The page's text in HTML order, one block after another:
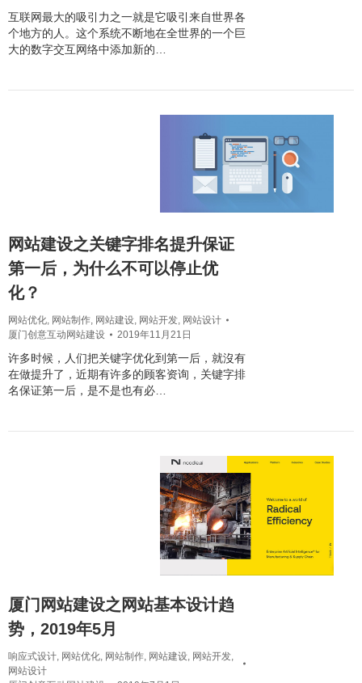
互联网最大的吸引力之一就是它吸引来自世界各
个地方的人。这个系统不断地在全世界的一个巨
大的数字交互网络中添加新的…
网站建设之关键字排名提升保证
第一后，为什么不可以停止优
化？
网站优化, 网站制作, 网站建设, 网站开发, 网站设计
厦门创意互动网站建设
2019年11月21日
许多时候，人们把关键字优化到第一后，就沒有
在做提升了，近期有许多的顾客资询，关键字排
名保证第一后，是不是也有必…
厦门网站建设之网站基本设计趋
势，2019年5月
响应式设计, 网站优化, 网站制作, 网站建设, 网站开发,
网站设计